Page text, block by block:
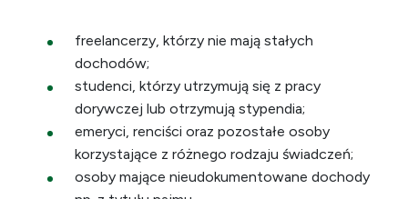
freelancerzy, którzy nie mają stałych
dochodów;
studenci, którzy utrzymują się z pracy
dorywczej lub otrzymują stypendia;
emeryci, renciści oraz pozostałe osoby
korzystające z różnego rodzaju świadczeń;
osoby mające nieudokumentowane dochody